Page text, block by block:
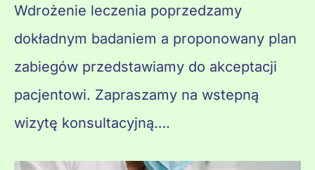
Wdrożenie leczenia poprzedzamy
dokładnym badaniem a proponowany plan
zabiegów przedstawiamy do akceptacji
pacjentowi. Zapraszamy na wstepną
wizytę konsultacyjną….